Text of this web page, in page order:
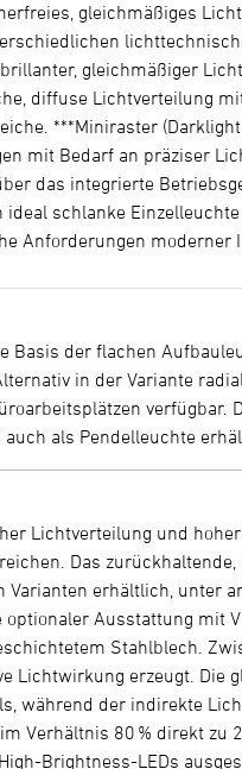
gleichmäßiges
gleichmäßiger
diffuse Lichtverteilung
***Miniraster
mit Bedarf an präziser
das integrierte
schlanke
Anforderungen moderner
der flachen
in der Variante
verfügbar.
als Pendelleuchte
Lichtverteilung und
Das
erhältlich, unter
optionaler Ausstattung mit
Stahlblech.
Lichtwirkung erzeugt. Die
während der indirekte
Verhältnis 80 % direkt zu
Brightness-LEDs